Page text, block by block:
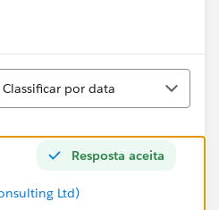
Classificar por data
Resposta aceita
Ltd)